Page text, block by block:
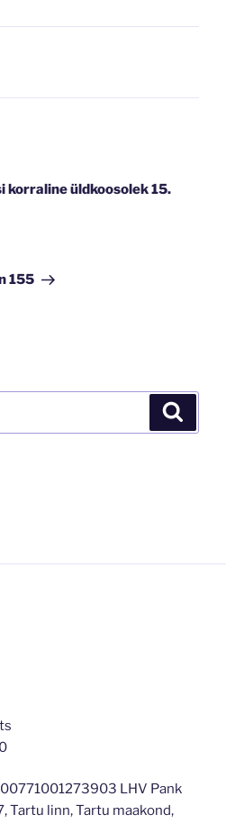
korraline üldkoosolek 15.
155
LHV Pank
Tartu linn, Tartu maakond,